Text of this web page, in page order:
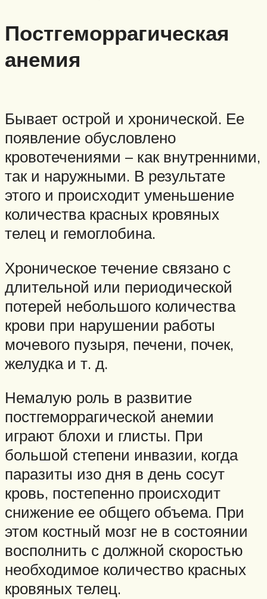
Постгеморрагическая
анемия
Бывает острой и хронической. Ее
появление обусловлено
кровотечениями – как внутренними,
так и наружными. В результате
этого и происходит уменьшение
количества красных кровяных
телец и гемоглобина.
Хроническое течение связано с
длительной или периодической
потерей небольшого количества
крови при нарушении работы
мочевого пузыря, печени, почек,
желудка и т. д.
Немалую роль в развитие
постгеморрагической анемии
играют блохи и глисты. При
большой степени инвазии, когда
паразиты изо дня в день сосут
кровь, постепенно происходит
снижение ее общего объема. При
этом костный мозг не в состоянии
восполнить с должной скоростью
необходимое количество красных
кровяных телец.